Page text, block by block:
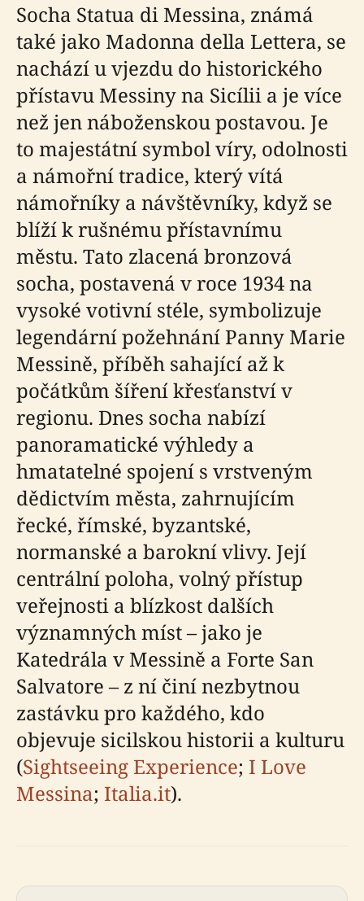
Socha Statua di Messina, známá
také jako Madonna della Lettera, se
nachází u vjezdu do historického
přístavu Messiny na Sicílii a je více
než jen náboženskou postavou. Je
to majestátní symbol víry, odolnosti
a námořní tradice, který vítá
námořníky a návštěvníky, když se
blíží k rušnému přístavnímu
městu. Tato zlacená bronzová
socha, postavená v roce 1934 na
vysoké votivní stéle, symbolizuje
legendární požehnání Panny Marie
Messině, příběh sahající až k
počátkům šíření křesťanství v
regionu. Dnes socha nabízí
panoramatické výhledy a
hmatatelné spojení s vrstveným
dědictvím města, zahrnujícím
řecké, římské, byzantské,
normanské a barokní vlivy. Její
centrální poloha, volný přístup
veřejnosti a blízkost dalších
významných míst – jako je
Katedrála v Messině a Forte San
Salvatore – z ní činí nezbytnou
zastávku pro každého, kdo
objevuje sicilskou historii a kulturu
(Sightseeing Experience; I Love
Messina; Italia.it).